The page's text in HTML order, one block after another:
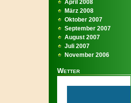
April 2008
März 2008
Oktober 2007
September 2007
August 2007
Juli 2007
November 2006
Wetter